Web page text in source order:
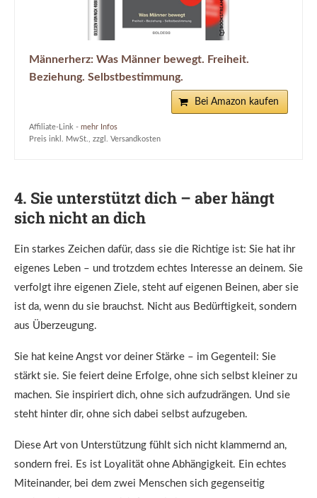
Männerherz: Was Männer bewegt. Freiheit.
Beziehung. Selbstbestimmung.
Bei Amazon kaufen
Affiliate-Link - mehr Infos
Preis inkl. MwSt., zzgl. Versandkosten
4. Sie unterstützt dich – aber hängt
sich nicht an dich
Ein starkes Zeichen dafür, dass sie die Richtige ist: Sie hat ihr
eigenes Leben – und trotzdem echtes Interesse an deinem. Sie
verfolgt ihre eigenen Ziele, steht auf eigenen Beinen, aber sie
ist da, wenn du sie brauchst. Nicht aus Bedürftigkeit, sondern
aus Überzeugung.
Sie hat keine Angst vor deiner Stärke – im Gegenteil: Sie
stärkt sie. Sie feiert deine Erfolge, ohne sich selbst kleiner zu
machen. Sie inspiriert dich, ohne sich aufzudrängen. Und sie
steht hinter dir, ohne sich dabei selbst aufzugeben.
Diese Art von Unterstützung fühlt sich nicht klammernd an,
sondern frei. Es ist Loyalität ohne Abhängigkeit. Ein echtes
Miteinander, bei dem zwei Menschen sich gegenseitig